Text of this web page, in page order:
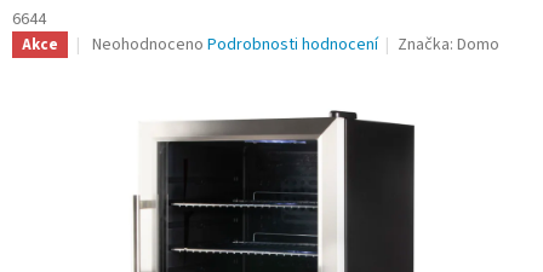
6644
Akce
Průměrné
hvězdiček.
Neohodnoceno Podrobnosti hodnocení Značka:Domo